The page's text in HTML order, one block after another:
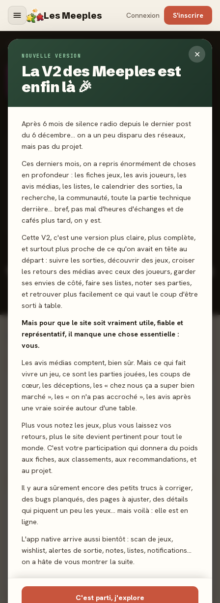
Les Meeples Connexion S'inscrire
✕
NOUVELLE VERSION
La V2 des Meeples est
enfin là 🎉
Après 6 mois de silence radio depuis le dernier post
du 6 décembre… on a un peu disparu des réseaux,
mais pas du projet.
Ces derniers mois, on a repris énormément de choses
en profondeur : les fiches jeux, les avis joueurs, les
avis médias, les listes, le calendrier des sorties, la
recherche, la communauté, toute la partie technique
derrière… bref, pas mal d'heures d'échanges et de
cafés plus tard, on y est.
Cette V2, c'est une version plus claire, plus complète,
et surtout plus proche de ce qu'on avait en tête au
départ : suivre les sorties, découvrir des jeux, croiser
les retours des médias avec ceux des joueurs, garder
ses envies de côté, faire ses listes, noter ses parties,
et retrouver plus facilement ce qui vaut le coup d'être
sorti à table.
Mais pour que le site soit vraiment utile, fiable et
représentatif, il manque une chose essentielle :
vous.
Les avis médias comptent, bien sûr. Mais ce qui fait
vivre un jeu, ce sont les parties jouées, les coups de
cœur, les déceptions, les « chez nous ça a super bien
marché », les « on n'a pas accroché », les avis après
une vraie soirée autour d'une table.
Plus vous notez les jeux, plus vous laissez vos
retours, plus le site devient pertinent pour tout le
monde. C'est votre participation qui donnera du poids
aux fiches, aux classements, aux recommandations, et
au projet.
Il y aura sûrement encore des petits trucs à corriger,
des bugs planqués, des pages à ajuster, des détails
qui piquent un peu les yeux… mais voilà : elle est en
ligne.
L'app native arrive aussi bientôt : scan de jeux,
wishlist, alertes de sortie, notes, listes, notifications…
on a hâte de vous montrer la suite.
C'est parti, j'explore
AUTEURS
JF
AUTEUR· DEPUIS 2022
Jacob Fryxelius
-
Pas encore noté · 3 jeux notés
3 positifs 0 neutres
JEUX CONÇUS
7
REVIEWS
4,3/5
NOTE
MOY.
2026
DERNIÈRE
INCONTOURNABLES
Œuvres majeures
Voir la ludographie →
100%
2023 · FAMILLE · 1-4 J
Terraforming Mars :
Expédition Arès : Découverte
- Extension
100%
2022 · EXPERT · 1-4 J
Terraforming Mars :
Expédition Arès